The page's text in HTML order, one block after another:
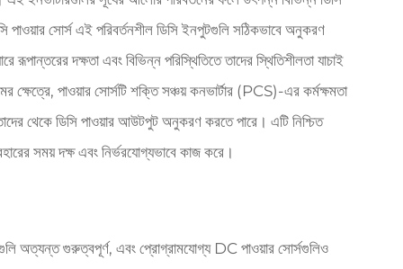
সোর্স এই পরিবর্তনশীল ডিসি ইনপুটগুলি সঠিকভাবে অনুকরণ
রূপান্তরের দক্ষতা এবং বিভিন্ন পরিস্থিতিতে তাদের স্থিতিশীলতা যাচাই
ক্ষেত্রে, পাওয়ার সোর্সটি শক্তি সঞ্চয় কনভার্টার (PCS)-এর কর্মক্ষমতা
থেকে ডিসি পাওয়ার আউটপুট অনুকরণ করতে পারে। এটি নিশ্চিত
সময় দক্ষ এবং নির্ভরযোগ্যভাবে কাজ করে।
অত্যন্ত গুরুত্বপূর্ণ, এবং প্রোগ্রামযোগ্য DC পাওয়ার সোর্সগুলিও